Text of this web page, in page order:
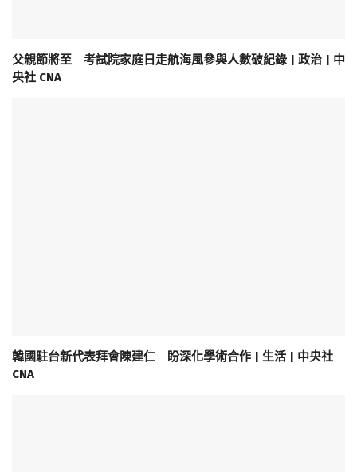
父親節將至 考試院家庭日走航海風參與人數破紀錄 | 政治 | 中
央社 CNA
韓國駐台新代表拜會陳建仁 盼深化學術合作 | 生活 | 中央社
CNA